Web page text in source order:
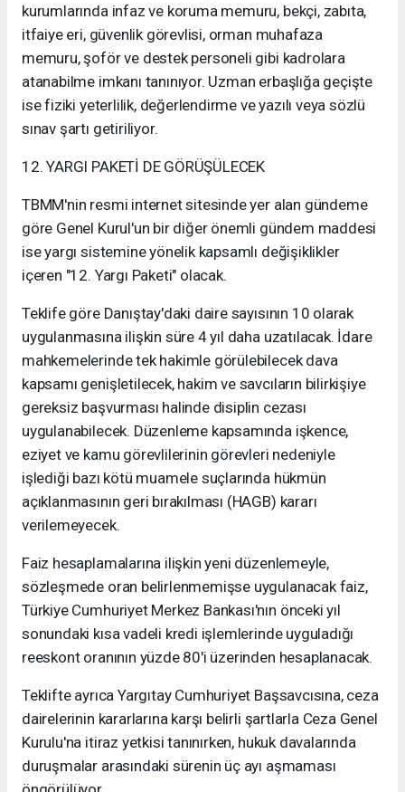
kurumlarında infaz ve koruma memuru, bekçi, zabıta,
itfaiye eri, güvenlik görevlisi, orman muhafaza
memuru, şoför ve destek personeli gibi kadrolara
atanabilme imkanı tanınıyor. Uzman erbaşlığa geçişte
ise fiziki yeterlilik, değerlendirme ve yazılı veya sözlü
sınav şartı getiriliyor.
12. YARGI PAKETİ DE GÖRÜŞÜLECEK
TBMM'nin resmi internet sitesinde yer alan gündeme
göre Genel Kurul'un bir diğer önemli gündem maddesi
ise yargı sistemine yönelik kapsamlı değişiklikler
içeren "12. Yargı Paketi" olacak.
Teklife göre Danıştay'daki daire sayısının 10 olarak
uygulanmasına ilişkin süre 4 yıl daha uzatılacak. İdare
mahkemelerinde tek hakimle görülebilecek dava
kapsamı genişletilecek, hakim ve savcıların bilirkişiye
gereksiz başvurması halinde disiplin cezası
uygulanabilecek. Düzenleme kapsamında işkence,
eziyet ve kamu görevlilerinin görevleri nedeniyle
işlediği bazı kötü muamele suçlarında hükmün
açıklanmasının geri bırakılması (HAGB) kararı
verilemeyecek.
Faiz hesaplamalarına ilişkin yeni düzenlemeyle,
sözleşmede oran belirlenmemişse uygulanacak faiz,
Türkiye Cumhuriyet Merkez Bankası'nın önceki yıl
sonundaki kısa vadeli kredi işlemlerinde uyguladığı
reeskont oranının yüzde 80'i üzerinden hesaplanacak.
Teklifte ayrıca Yargıtay Cumhuriyet Başsavcısına, ceza
dairelerinin kararlarına karşı belirli şartlarla Ceza Genel
Kurulu'na itiraz yetkisi tanınırken, hukuk davalarında
duruşmalar arasındaki sürenin üç ayı aşmaması